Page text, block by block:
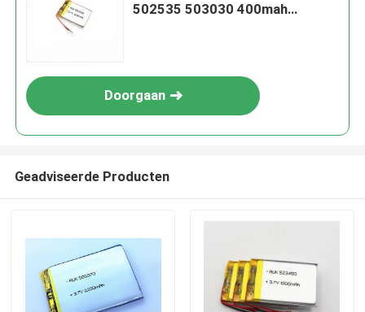
502535 503030 400mah
Doorgaan
Geadviseerde Producten